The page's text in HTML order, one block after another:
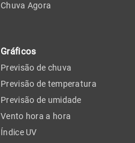
Chuva Agora
Gráficos
Previsão de chuva
Previsão de temperatura
Previsão de umidade
Vento hora a hora
Índice UV